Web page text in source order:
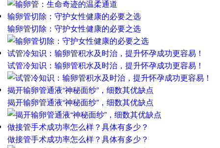
输卵管切除：守护女性健康的必要之选
输卵管切除：守护女性健康的必要之选
试管冷知识：输卵管积水及时治，提升怀孕成功更容易！
试管冷知识：输卵管积水及时治，提升怀孕成功更容易！
揭开输卵管通液“神秘面纱”，细数其优缺点
揭开输卵管通液“神秘面纱”，细数其优缺点
做接管手术成功率怎么样？具体有多少？
做接管手术成功率怎么样？具体有多少？